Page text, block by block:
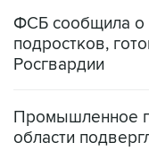
ФСБ сообщила о
подростков,
Росгвардии
Промышленное
области